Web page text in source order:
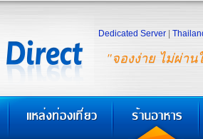
"จองง่าย ไม่ผ่าน
Dedicated Server